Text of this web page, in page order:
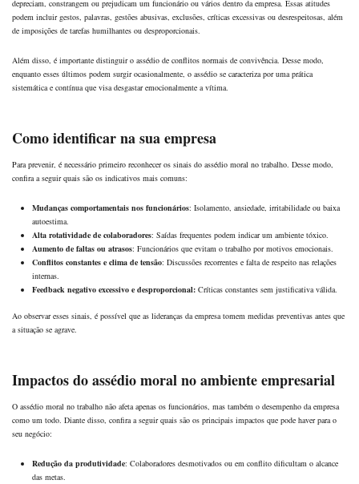
depreciam, constrangem ou prejudicam um funcionário ou vários dentro da empresa. Essas atitudes
podem incluir gestos, palavras, gestões abusivas, exclusões, críticas excessivas ou desrespeitosas, além
de imposições de tarefas humilhantes ou desproporcionais.
Além disso, é importante distinguir o assédio de conflitos normais de convivência. Desse modo,
enquanto esses últimos podem surgir ocasionalmente, o assédio se caracteriza por uma prática
sistemática e contínua que visa desgastar emocionalmente a vítima.
Como identificar na sua empresa
Para prevenir, é necessário primeiro reconhecer os sinais do assédio moral no trabalho. Desse modo,
confira a seguir quais são os indicativos mais comuns:
Mudanças comportamentais nos funcionários: Isolamento, ansiedade, irritabilidade ou baixa
autoestima.
Alta rotatividade de colaboradores: Saídas frequentes podem indicar um ambiente tóxico.
Aumento de faltas ou atrasos: Funcionários que evitam o trabalho por motivos emocionais.
Conflitos constantes e clima de tensão: Discussões recorrentes e falta de respeito nas relações
internas.
Feedback negativo excessivo e desproporcional: Críticas constantes sem justificativa válida.
Ao observar esses sinais, é possível que as lideranças da empresa tomem medidas preventivas antes que
a situação se agrave.
Impactos do assédio moral no ambiente empresarial
O assédio moral no trabalho não afeta apenas os funcionários, mas também o desempenho da empresa
como um todo. Diante disso, confira a seguir quais são os principais impactos que pode haver para o
seu negócio:
Redução da produtividade: Colaboradores desmotivados ou em conflito dificultam o alcance
das metas.